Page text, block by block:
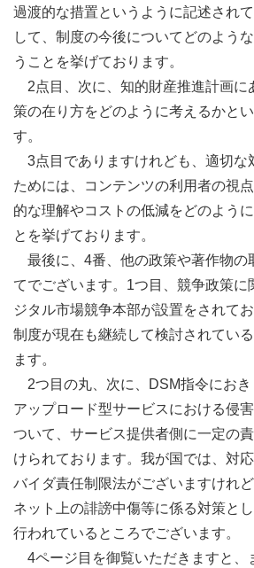
過渡的な措置というように記述され
して、制度の今後についてどのよう
うことを挙げております。
2点目、次に、知的財産推進計画に
策の在り方をどのように考えるかと
す。
3点目でありますけれども、適切な
ためには、コンテンツの利用者の視
的な理解やコストの低減をどのよう
とを挙げております。
最後に、4番、他の政策や著作物の
てでございます。1つ目、競争政策に
ジタル市場競争本部が設置をされて
制度が現在も継続して検討されてい
ます。
2つ目の丸、次に、DSM指令にお
アップロード型サービスにおける侵
ついて、サービス提供者側に一定の
けられております。我が国では、対
バイダ責任制限法がございますけれ
ネット上の誹謗中傷等に係る対策と
行われているところでございます。
4ページ目を御覧いただきますと、